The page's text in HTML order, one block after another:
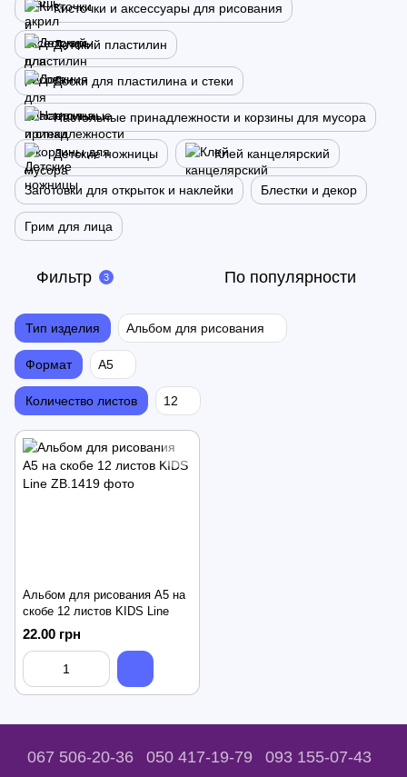
Кисточки и аксессуары для рисования
Детский пластилин
Доски для пластилина и стеки
Настольные принадлежности и корзины для мусора
Детские ножницы Клей канцелярский
Заготовки для открыток и наклейки Блестки и декор
Грим для лица
Фильтр 3 По популярности
Тип изделия Альбом для рисования
Формат А5
Количество листов 12
Альбом для рисования А5 на
скобе 12 листов KIDS Line
22.00 грн
067 506-20-36 050 417-19-79 093 155-07-43